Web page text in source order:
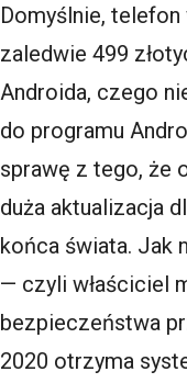
Domyślnie,
zaledwie 499
Androida, czego
do programu
sprawę z tego, że
duża aktualizacja
końca świata. Jak
— czyli właściciel
bezpieczeństwa
2020 otrzyma